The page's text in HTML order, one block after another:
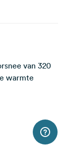
van 320
warmte